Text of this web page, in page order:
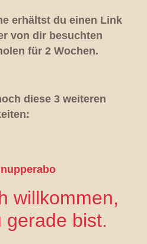
erhältst du einen Link
von dir besuchten
für 2 Wochen.
diese 3 weiteren
:
willkommen,
gerade bist.